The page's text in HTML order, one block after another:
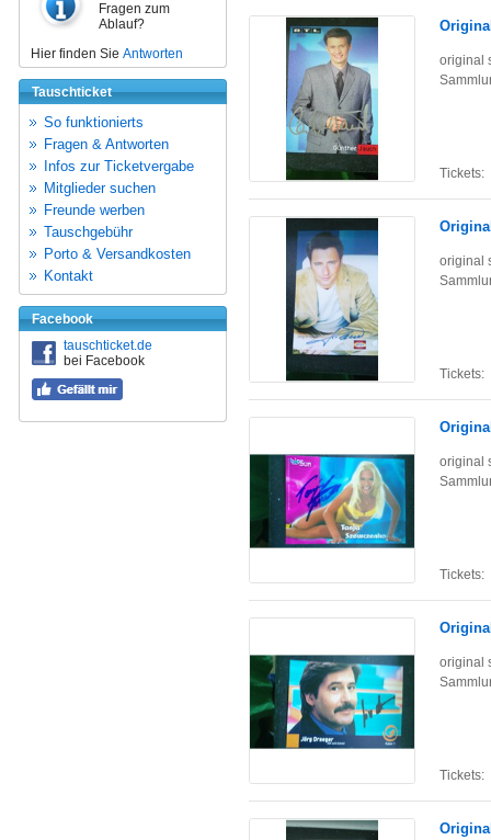
Fragen zum
Ablauf?
Hier finden Sie Antworten
Tauschticket
So funktionierts
Fragen & Antworten
Infos zur Ticketvergabe
Mitglieder suchen
Freunde werben
Tauschgebühr
Porto & Versandkosten
Kontakt
Facebook
tauschticket.de
bei Facebook
original
Tickets:
original
Tickets:
original
Tickets:
original
Tickets: